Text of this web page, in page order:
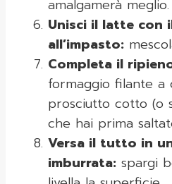
amalgamerà meglio.
Unisci il latte con
all’impasto:
Completa il
formaggio filante a
prosciutto cotto (o
che hai prima
Versa il tutto in
imburrata: spargi